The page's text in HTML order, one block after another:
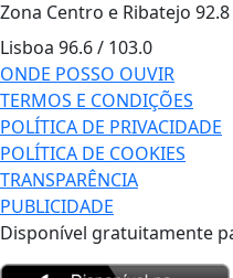
Zona Centro e Ribatejo 92.8
Lisboa 96.6 / 103.0
ONDE POSSO OUVIR
TERMOS E CONDIÇÕES
POLÍTICA DE PRIVACIDADE
POLÍTICA DE COOKIES
TRANSPARÊNCIA
PUBLICIDADE
Disponível gratuitamente